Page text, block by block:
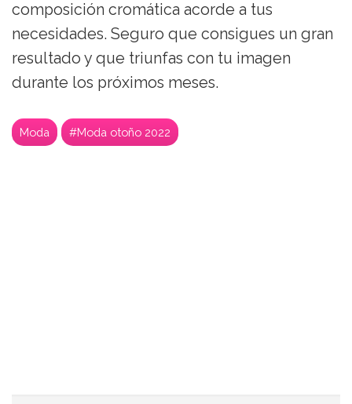
composición cromática acorde a tus
necesidades. Seguro que consigues un gran
resultado y que triunfas con tu imagen
durante los próximos meses.
Moda #Moda otoño 2022